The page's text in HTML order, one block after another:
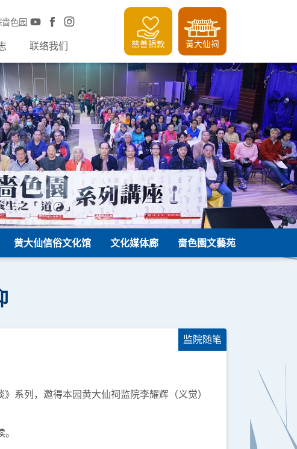
色园
联络我们 慈善捐款 黃大仙祠
黄大仙信俗文化馆 文化媒体廊 嗇色園文藝苑
监院随笔
系列，邀得本园黄大仙祠监院李耀辉（义觉）